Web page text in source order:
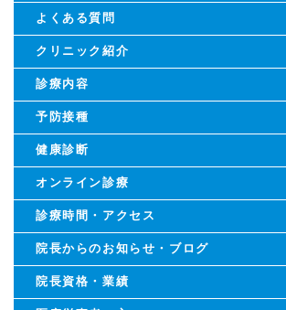
よくある質問
クリニック紹介
診療内容
予防接種
健康診断
オンライン診療
診療時間・アクセス
院長からのお知らせ・ブログ
院長資格・業績